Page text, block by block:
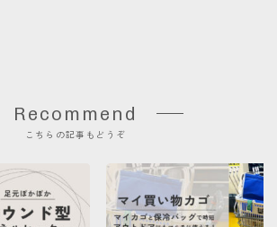
Recommend
こちらの記事もどうぞ